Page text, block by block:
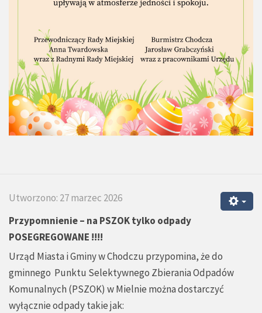
Utworzono: 27 marzec 2026
Przypomnienie – na PSZOK tylko odpady
POSEGREGOWANE !!!!
Urząd Miasta i Gminy w Chodczu przypomina, że do
gminnego Punktu Selektywnego Zbierania Odpadów
Komunalnych (PSZOK) w Mielnie można dostarczyć
wyłącznie odpady takie jak: